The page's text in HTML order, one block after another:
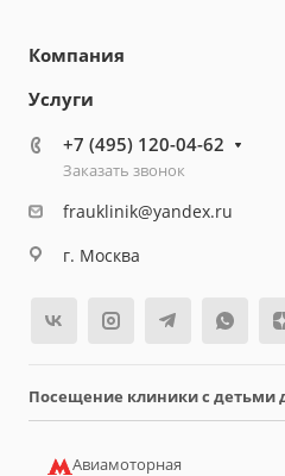
Компания
Услуги
+7 (495) 120-04-62
Заказать звонок
frauklinik@yandex.ru
г. Москва
Посещение клиники с детьми
Авиамоторная